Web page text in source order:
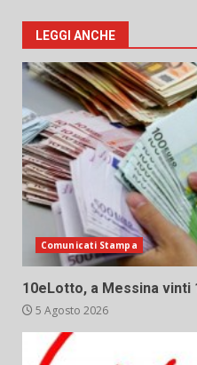
LEGGI ANCHE
Comunicati Stampa
10eLotto, a Messina vinti
5 Agosto 2026